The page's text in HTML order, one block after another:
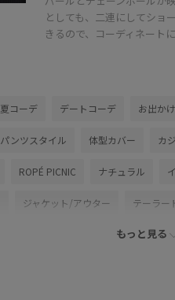
としても、二連にしてショ
きるので、コーディネート
夏コーデ デートコーデ お出か
パンツスタイル 体型カバー カ
ROPÉ PICNIC ナチュラル
ジャケット/アウター テーラー
パンプス
もっと見る